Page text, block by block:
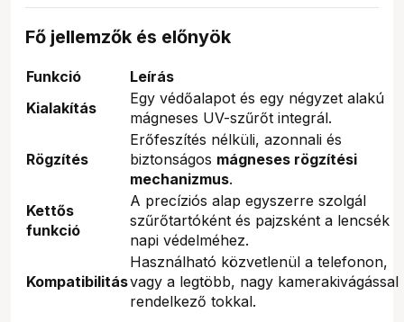
Fő jellemzők és előnyök
Funkció
Leírás
Kialakítás
Egy védőalapot és egy négyzet alakú
mágneses UV-szűrőt integrál.
Rögzítés
Erőfeszítés nélküli, azonnali és
biztonságos mágneses rögzítési
mechanizmus.
Kettős
funkció
A precíziós alap egyszerre szolgál
szűrőtartóként és pajzsként a lencsék
napi védelméhez.
Kompatibilitás
Használható közvetlenül a telefonon,
vagy a legtöbb, nagy kamerakivágással
rendelkező tokkal.